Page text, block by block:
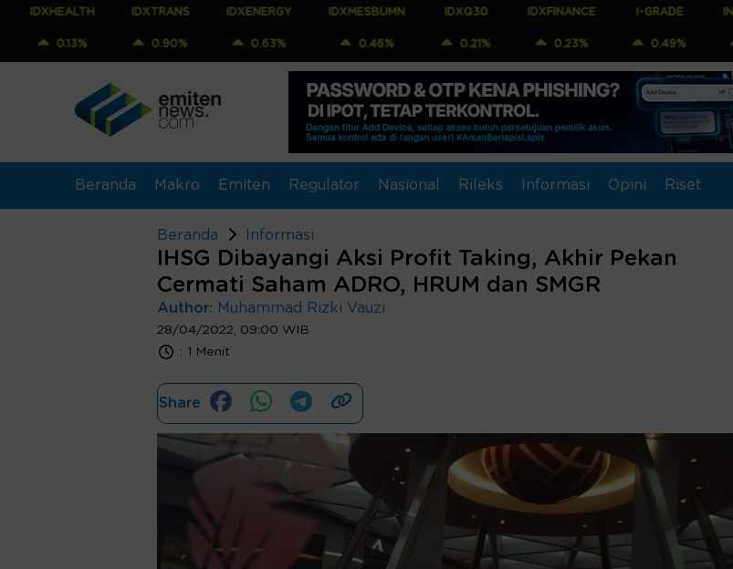
IDXTRANS
0.90%
IDXENERGY
0.63%
IDXMESBUMN IDXQ30
0.21%
IDXFINANCE
0.23%
I-GRADE
0.49%
INFOBANK15
0.60%
Beranda Makro Emiten Regulator Nasional Rileks Informasi Opini Riset
Beranda Informasi
IHSG Dibayangi Aksi Profit Taking, Akhir Pekan
Cermati Saham ADRO, HRUM dan SMGR
Author: Muhammad Rizki Vauzi
28/04/2022, 09:00 WIB
: 1 Menit
Share